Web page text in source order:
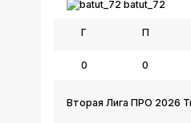
batut_72
Г П
0 0
Вторая Лига ПРО 2026